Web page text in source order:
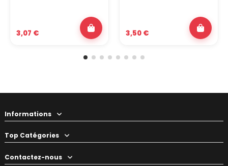
3,07 € 3,50 €
Informations
Top Catégories
Contactez-nous